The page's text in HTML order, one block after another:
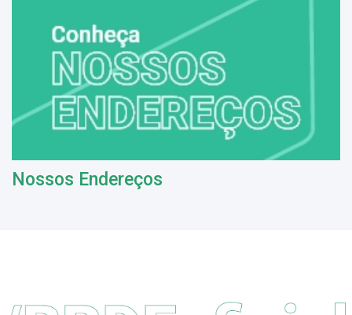
Nossos Endereços